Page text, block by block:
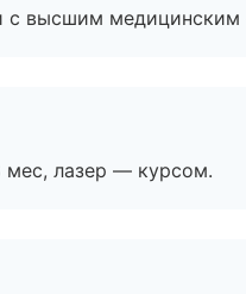
с высшим медицинским
мес, лазер — курсом.